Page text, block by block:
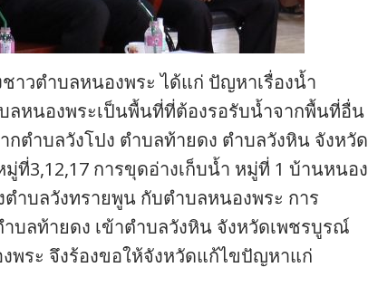
าวตำบลหนองพระ ได้แก่ ปัญหาเรื่องน้ำ
ลหนองพระเป็นพื้นที่ที่ต้องรอรับน้ำจากพื้นที่อื่น
ตำบลวังโปง ตำบลท้ายดง ตำบลวังหิน จังหวัด
3,12,17 การขุดอ่างเก็บน้ำ หมู่ที่ 1 บ้านหนอง
ำบลวังทรายพูน กับตำบลหนองพระ การ
บลท้ายดง เข้าตำบลวังหิน จังหวัดเพชรบูรณ์
พระ จึงร้องขอให้จังหวัดแก้ไขปัญหาแก่